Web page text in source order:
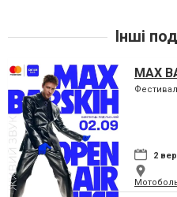
Інші
MAX
2